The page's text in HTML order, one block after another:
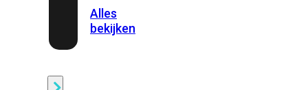
Alles
bekijken